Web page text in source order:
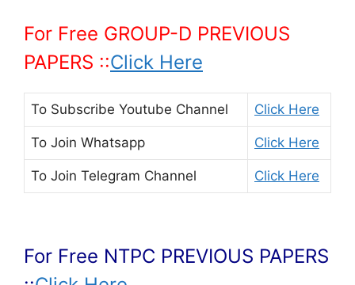
For Free GROUP-D PREVIOUS
PAPERS ::Click Here
To Subscribe Youtube Channel Click Here
To Join Whatsapp Click Here
To Join Telegram Channel Click Here
For Free NTPC PREVIOUS PAPERS